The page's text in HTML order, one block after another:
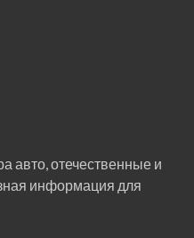
авто, отечественные и
информация для